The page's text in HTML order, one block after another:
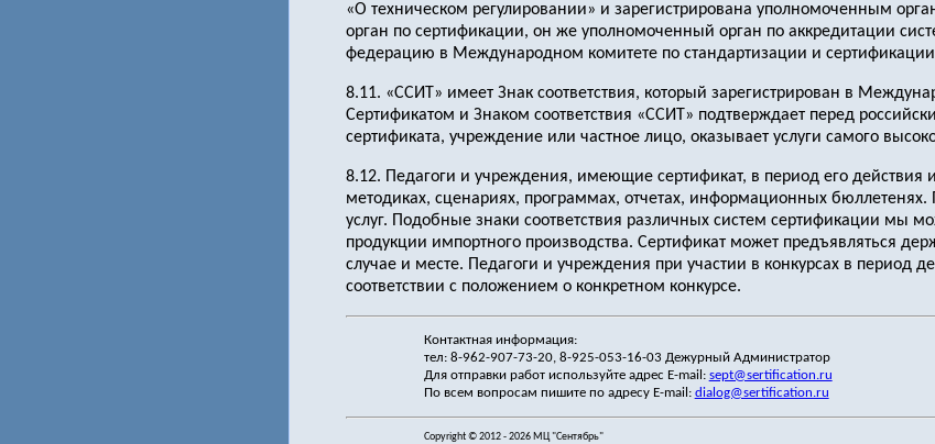
«О техническом регулировании» и зарегистрирована уполномоченным
орган по сертификации, он же уполномоченный орган по аккредитации
федерацию в Международном комитете по стандартизации и
8.11. «ССИТ» имеет Знак соответствия, который зарегистрирован в
Сертификатом и Знаком соответствия «ССИТ» подтверждает перед
сертификата, учреждение или частное лицо, оказывает услуги самого
8.12. Педагоги и учреждения, имеющие сертификат, в период его действия
методиках, сценариях, программах, отчетах, информационных
услуг. Подобные знаки соответствия различных систем сертификации мы
продукции импортного производства. Сертификат может предъявляться
случае и месте. Педагоги и учреждения при участии в конкурсах в период
соответствии с положением о конкретном конкурсе.
Контактная информация:
тел: 8-962-907-73-20, 8-925-053-16-03 Дежурный Администратор
Для отправки работ используйте адрес E-mail: sept@sertification.ru
По всем вопросам пишите по адресу E-mail: dialog@sertification.ru
Copyright © 2012 - 2026 МЦ "Сентябрь"